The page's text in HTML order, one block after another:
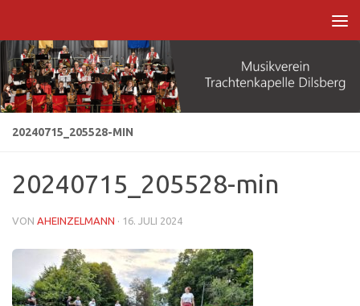
20240715_205528-MIN
20240715_205528-min
VON AHEINZELMANN · 16. JULI 2024